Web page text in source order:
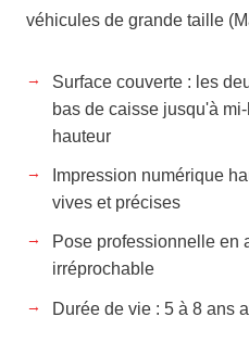
véhicules de grande taille
Surface couverte : les
bas de caisse jusqu'à
hauteur
Impression numérique
vives et précises
Pose professionnelle en
irréprochable
Durée de vie : 5 à 8 ans